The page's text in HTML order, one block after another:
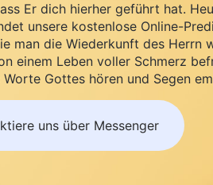
Er dich hierher geführt hat.
unsere kostenlose Online-
man die Wiederkunft des Herrn
einem Leben voller Schmerz
Gottes hören und Segen
uns über Messenger